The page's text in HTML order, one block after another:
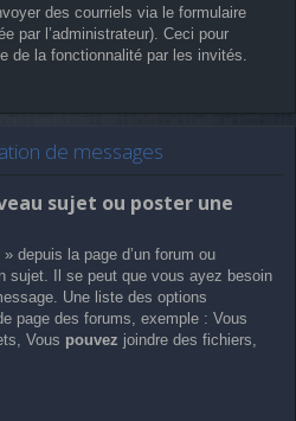
des courriels via le formulaire
par l’administrateur). Ceci pour
de la fonctionnalité par les invités.
de messages
sujet ou poster une
depuis la page d’un forum ou
sujet. Il se peut que vous ayez besoin
Une liste des options
page des forums, exemple : Vous
Vous pouvez joindre des fichiers,